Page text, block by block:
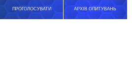
ПРОГОЛОСУВАТИ АРХІВ ОПИТУВАНЬ